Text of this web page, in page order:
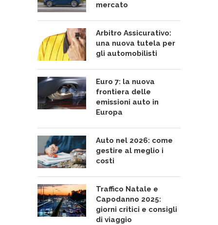
mercato
Arbitro Assicurativo:
una nuova tutela per
gli automobilisti
Euro 7: la nuova
frontiera delle
emissioni auto in
Europa
Auto nel 2026: come
gestire al meglio i
costi
Traffico Natale e
Capodanno 2025:
giorni critici e consigli
di viaggio